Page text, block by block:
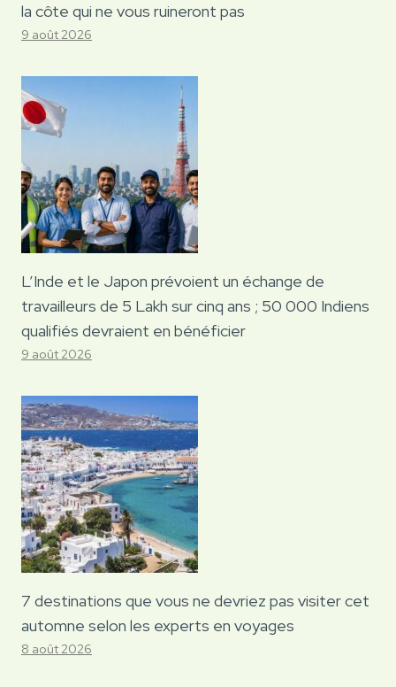
la côte qui ne vous ruineront pas
9 août 2026
L’Inde et le Japon prévoient un échange de
travailleurs de 5 Lakh sur cinq ans ; 50 000 Indiens
qualifiés devraient en bénéficier
9 août 2026
7 destinations que vous ne devriez pas visiter cet
automne selon les experts en voyages
8 août 2026